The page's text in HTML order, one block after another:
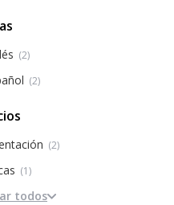
en la disciplina / internados
en Inteligencias Múltiples
activas / innovación
(2)
(2)
(2)
(1)
/ Cafetería
todos